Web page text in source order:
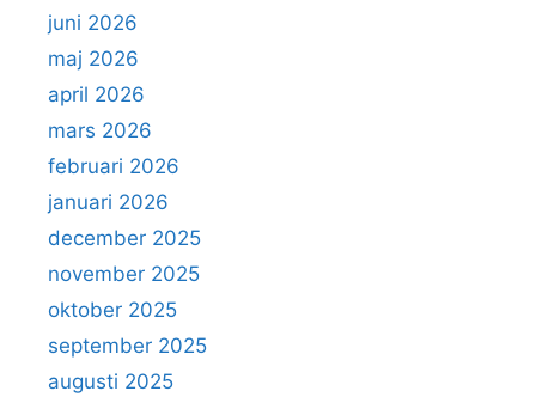
juni 2026
maj 2026
april 2026
mars 2026
februari 2026
januari 2026
december 2025
november 2025
oktober 2025
september 2025
augusti 2025